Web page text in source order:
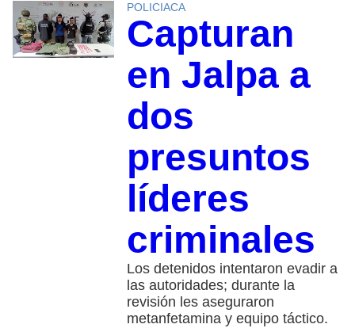
POLICIACA
Capturan
en Jalpa a
dos
presuntos
líderes
criminales
Los detenidos intentaron evadir a
las autoridades; durante la
revisión les aseguraron
metanfetamina y equipo táctico.